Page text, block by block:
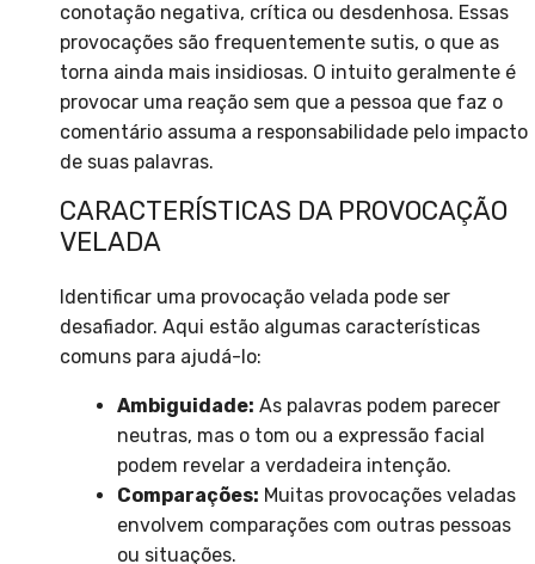
conotação negativa, crítica ou desdenhosa. Essas
provocações são frequentemente sutis, o que as
torna ainda mais insidiosas. O intuito geralmente é
provocar uma reação sem que a pessoa que faz o
comentário assuma a responsabilidade pelo impacto
de suas palavras.
CARACTERÍSTICAS DA PROVOCAÇÃO
VELADA
Identificar uma provocação velada pode ser
desafiador. Aqui estão algumas características
comuns para ajudá-lo:
Ambiguidade: As palavras podem parecer
neutras, mas o tom ou a expressão facial
podem revelar a verdadeira intenção.
Comparações: Muitas provocações veladas
envolvem comparações com outras pessoas
ou situações.